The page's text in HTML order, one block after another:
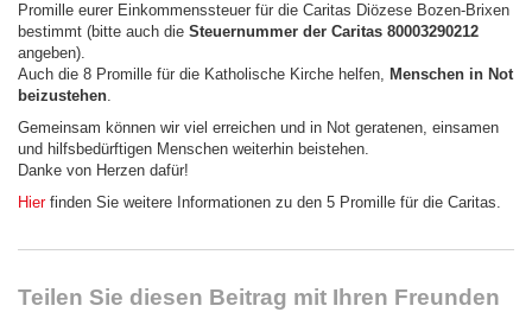
Promille eurer Einkommenssteuer für die Caritas Diözese Bozen-Brixen
bestimmt (bitte auch die Steuernummer der Caritas 80003290212
angeben).
Auch die 8 Promille für die Katholische Kirche helfen, Menschen in Not
beizustehen.
Gemeinsam können wir viel erreichen und in Not geratenen, einsamen
und hilfsbedürftigen Menschen weiterhin beistehen.
Danke von Herzen dafür!
Hier finden Sie weitere Informationen zu den 5 Promille für die Caritas.
Teilen Sie diesen Beitrag mit Ihren Freunden